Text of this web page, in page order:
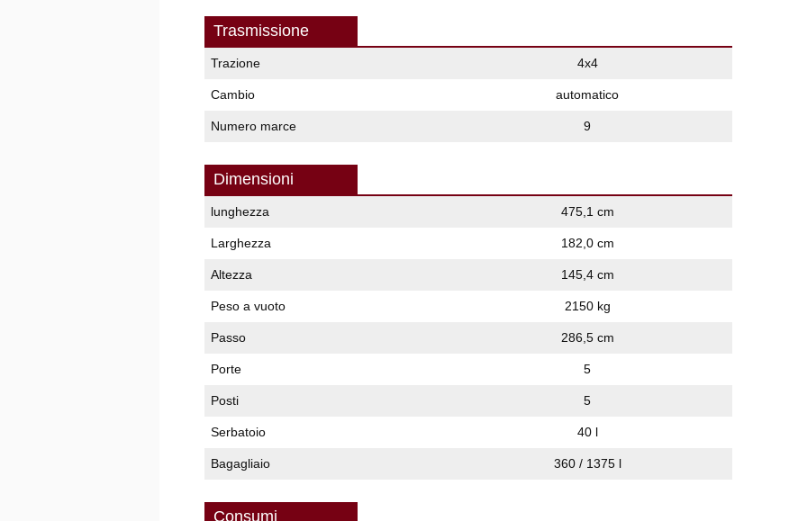
Trasmissione
Trazione 4x4
Cambio automatico
Numero marce 9
Dimensioni
lunghezza 475,1 cm
Larghezza 182,0 cm
Altezza 145,4 cm
Peso a vuoto 2150 kg
Passo 286,5 cm
Porte 5
Posti 5
Serbatoio 40 l
Bagagliaio 360 / 1375 l
Consumi